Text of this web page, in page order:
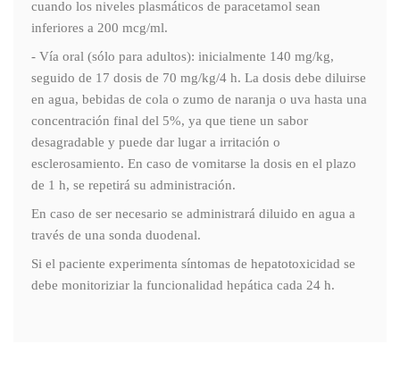
cuando los niveles plasmáticos de paracetamol sean
inferiores a 200 mcg/ml.
- Vía oral (sólo para adultos): inicialmente 140 mg/kg,
seguido de 17 dosis de 70 mg/kg/4 h. La dosis debe diluirse
en agua, bebidas de cola o zumo de naranja o uva hasta una
concentración final del 5%, ya que tiene un sabor
desagradable y puede dar lugar a irritación o
esclerosamiento. En caso de vomitarse la dosis en el plazo
de 1 h, se repetirá su administración.
En caso de ser necesario se administrará diluido en agua a
través de una sonda duodenal.
Si el paciente experimenta síntomas de hepatotoxicidad se
debe monitoriziar la funcionalidad hepática cada 24 h.